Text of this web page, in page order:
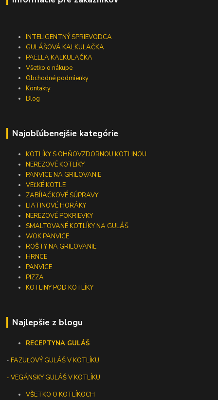
INTELIGENTNÝ SPRIEVODCA
GULÁŠOVÁ KALKULAČKA
PAELLA KALKULAČKA
Všetko o nákupe
Obchodné podmienky
Kontakty
Blog
Najobľúbenejšie kategórie
KOTLÍKY S OHŇOVZDORNOU KOTLINOU
NEREZOVÉ KOTLÍKY
PANVICE NA GRILOVANIE
VEĽKÉ KOTLE
ZABÍJAČKOVÉ SÚPRAVY
LIATINOVÉ HORÁKY
NEREZOVÉ POKRIEVKY
SMALTOVANÉ KOTLÍKY NA GULÁŠ
WOK PANVICE
ROŠTY NA GRILOVANIE
HRNCE
PANVICE
PIZZA
KOTLINY POD KOTLÍKY
Najlepšie z blogu
RECEPTYNA GULÁŠ
-FAZUĽOVÝ GULÁŠ V KOTLÍKU
- VEGÁNSKY GULÁŠ V KOTLÍKU
VŠETKO O KOTLÍKOCH